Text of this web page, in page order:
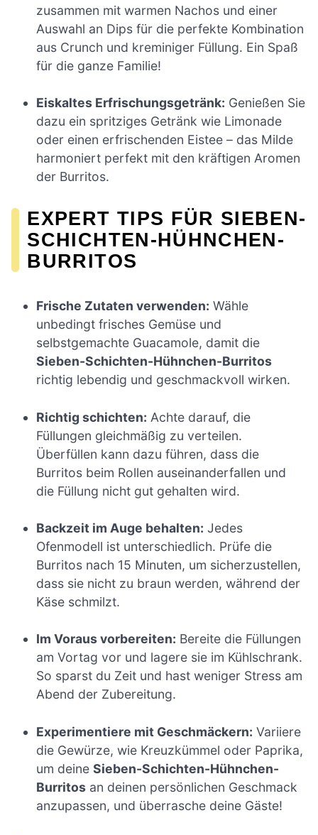
zusammen mit warmen Nachos und einer
Auswahl an Dips für die perfekte Kombination
aus Crunch und kreminiger Füllung. Ein Spaß
für die ganze Familie!
Eiskaltes Erfrischungsgetränk: Genießen Sie
dazu ein spritziges Getränk wie Limonade
oder einen erfrischenden Eistee – das Milde
harmoniert perfekt mit den kräftigen Aromen
der Burritos.
EXPERT TIPS FÜR SIEBEN-
SCHICHTEN-HÜHNCHEN-
BURRITOS
Frische Zutaten verwenden: Wähle
unbedingt frisches Gemüse und
selbstgemachte Guacamole, damit die
Sieben-Schichten-Hühnchen-Burritos
richtig lebendig und geschmackvoll wirken.
Richtig schichten: Achte darauf, die
Füllungen gleichmäßig zu verteilen.
Überfüllen kann dazu führen, dass die
Burritos beim Rollen auseinanderfallen und
die Füllung nicht gut gehalten wird.
Backzeit im Auge behalten: Jedes
Ofenmodell ist unterschiedlich. Prüfe die
Burritos nach 15 Minuten, um sicherzustellen,
dass sie nicht zu braun werden, während der
Käse schmilzt.
Im Voraus vorbereiten: Bereite die Füllungen
am Vortag vor und lagere sie im Kühlschrank.
So sparst du Zeit und hast weniger Stress am
Abend der Zubereitung.
Experimentiere mit Geschmäckern: Variiere
die Gewürze, wie Kreuzkümmel oder Paprika,
um deineSieben-Schichten-Hühnchen-
Burritos an deinen persönlichen Geschmack
anzupassen, und überrasche deine Gäste!